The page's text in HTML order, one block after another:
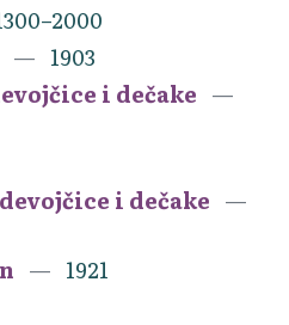
1903
i dečake
i dečake
1921